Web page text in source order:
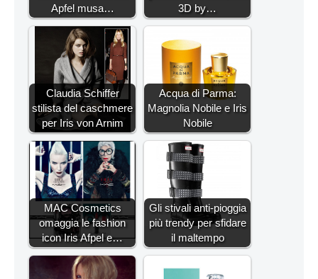
Apfel musa…
3D by…
Claudia Schiffer
stilista del caschmere
per Iris von Arnim
Acqua di Parma:
Magnolia Nobile e Iris
Nobile
MAC Cosmetics
omaggia le fashion
icon Iris Afpel e…
Gli stivali anti-pioggia
più trendy per sfidare
il maltempo